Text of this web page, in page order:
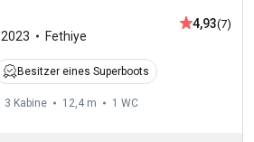
2023 Fethiye
4,93(7)
Besitzer eines Superboots
3 Kabine 12,4 m 1 WC